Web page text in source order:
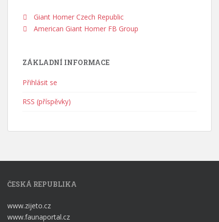
Giant Homer Czech Republic
American Giant Homer FB Group
ZÁKLADNÍ INFORMACE
Přihlásit se
RSS (příspěvky)
ČESKÁ REPUBLIKA
www.zijeto.cz
www.faunaportal.cz